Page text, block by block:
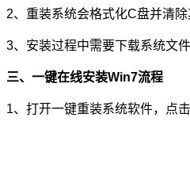
2、重装系统会格式化C盘并清
3、安装过程中需要下载系统文
三、一键在线安装Win7流程
1、打开一键重装系统软件，点